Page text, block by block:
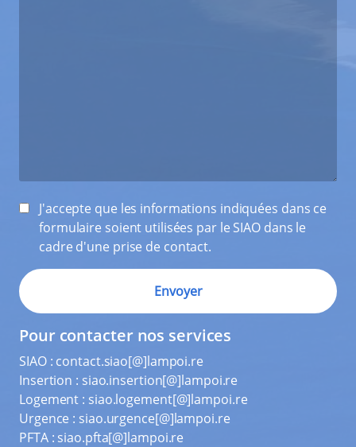
J'accepte que les informations indiquées dans ce
formulaire soient utilisées par le SIAO dans le
cadre d'une prise de contact.
Pour contacter nos services
SIAO : contact.siao[@]lampoi.re
Insertion : siao.insertion[@]lampoi.re
Logement : siao.logement[@]lampoi.re
Urgence : siao.urgence[@]lampoi.re
PFTA : siao.pfta[@]lampoi.re